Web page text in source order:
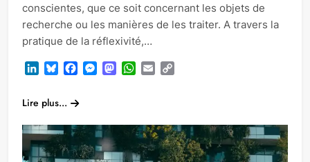
conscientes, que ce soit concernant les objets de
recherche ou les manières de les traiter. A travers la
pratique de la réflexivité,…
LinkedInBlueskyFacebook
Messenger
Mastodon
WhatsApp
Email
Lire plus...